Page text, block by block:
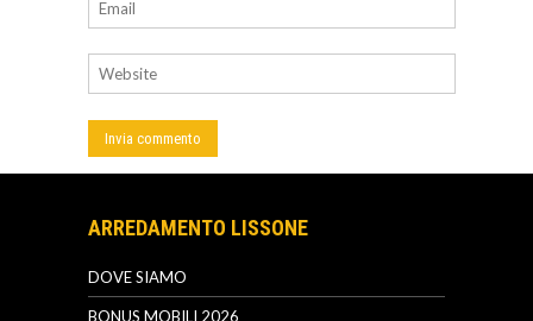
ARREDAMENTO LISSONE
DOVE SIAMO
BONUS MOBILI 2026